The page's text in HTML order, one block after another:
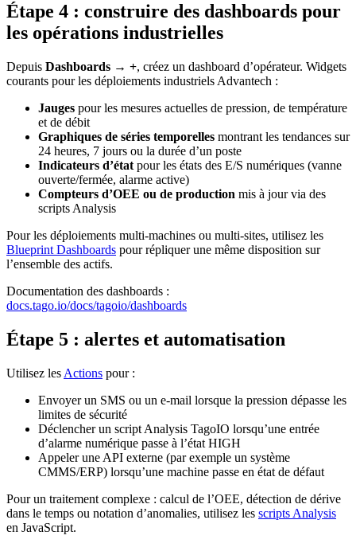
Étape 4 : construire des dashboards pour
les opérations industrielles
Depuis Dashboards → +, créez un dashboard d’opérateur. Widgets
courants pour les déploiements industriels Advantech :
Jauges pour les mesures actuelles de pression, de température
et de débit
Graphiques de séries temporelles montrant les tendances sur
24 heures, 7 jours ou la durée d’un poste
Indicateurs d’état pour les états des E/S numériques (vanne
ouverte/fermée, alarme active)
Compteurs d’OEE ou de production mis à jour via des
scripts Analysis
Pour les déploiements multi-machines ou multi-sites, utilisez les
Blueprint Dashboards pour répliquer une même disposition sur
l’ensemble des actifs.
Documentation des dashboards :
docs.tago.io/docs/tagoio/dashboards
Étape 5 : alertes et automatisation
Utilisez les Actions pour :
Envoyer un SMS ou un e-mail lorsque la pression dépasse les
limites de sécurité
Déclencher un script Analysis TagoIO lorsqu’une entrée
d’alarme numérique passe à l’état HIGH
Appeler une API externe (par exemple un système
CMMS/ERP) lorsqu’une machine passe en état de défaut
Pour un traitement complexe : calcul de l’OEE, détection de dérive
dans le temps ou notation d’anomalies, utilisez les scripts Analysis
en JavaScript.